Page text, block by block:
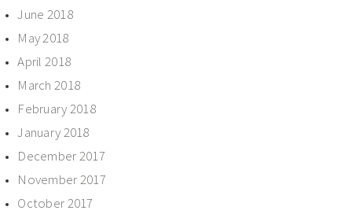
June 2018
May 2018
April 2018
March 2018
February 2018
January 2018
December 2017
November 2017
October 2017